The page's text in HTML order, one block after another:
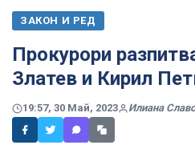
ЗАКОН И РЕД
Прокурори
Златев и Кирил
19:57, 30 Май, 2023 Илиана